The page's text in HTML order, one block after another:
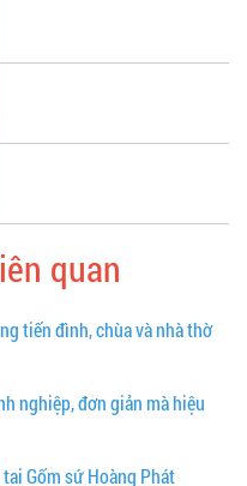
quan
tiến đình, chùa và nhà thờ
nghiệp, đơn giản mà hiệu
Gốm sứ Hoàng Phát